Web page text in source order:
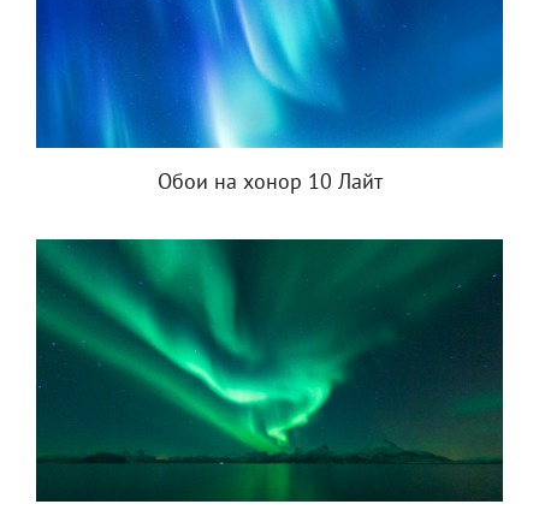
Обои на хонор 10 Лайт